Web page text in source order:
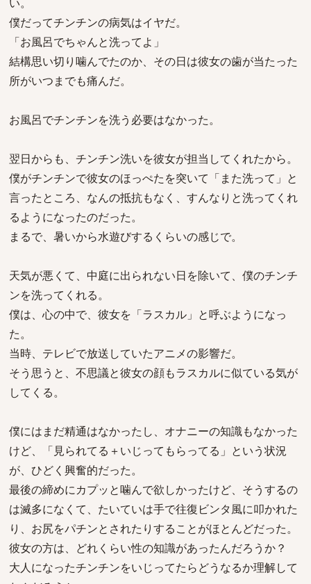
僕だってチンチンの病気はイヤだ。
「お風呂でちゃんと洗ってよ」
結構思い切り噛んでたのか、その日は彼女の歯が当たった
所がいつまでも痛んだ。
お風呂でチンチンを洗う必要はなかった。
翌日からも、チンチン洗いを彼女が担当してくれたから。
僕がチンチンで彼女のほっぺたを突いて「また洗って」と
言ったところ、なんの抵抗もなく、すんなりと洗ってくれ
るようになったのだった。
まるで、暑いから水遊びするくらいの感じで。
天気が悪くて、中庭に出られない日を除いて、僕のチンチ
ンを洗ってくれる。
僕は、心の中で、彼女を「ラスカル」と呼ぶようになっ
た。
当時、テレビで放送していたアニメの影響だ。
そう思うと、不思議と彼女の顔もラスカルに似ている気が
してくる。
僕にはまだ精通はなかったし、オナニーの知識もなかった
けど、「見られてる＋いじってもらってる」という状況
が、ひどく興奮的だった。
最後の締めにカプッと噛んで欲しかったけど、そうするの
は滅多になくて、たいていは手で往復ビンタ風に叩かれた
り、お尻をパチンとされたりすることがほとんどだった。
彼女の方は、どれくらい性の知識があったんだろうか？
大人になったチンチンをいじってたらどうなるか理解して